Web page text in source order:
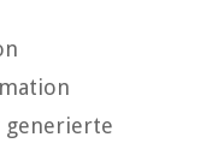
generierte